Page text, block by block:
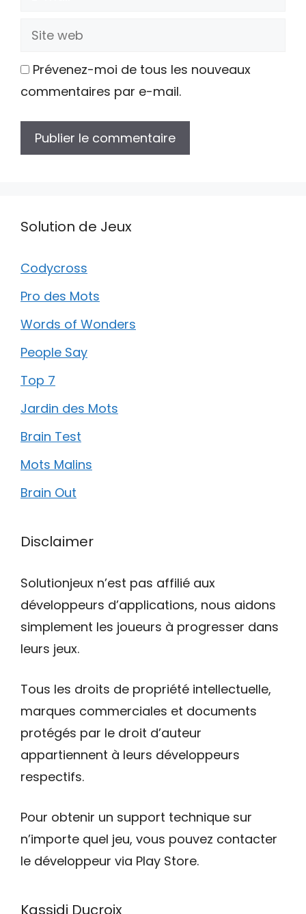
Site
Prévenez-moi de tous les nouveaux
commentaires par e-mail.
Solution de Jeux
Codycross
Pro des Mots
Words of Wonders
People Say
Top 7
Jardin des Mots
Brain Test
Mots Malins
Brain Out
Disclaimer
Solutionjeux n’est pas affilié aux
développeurs d’applications, nous aidons
simplement les joueurs à progresser dans
leurs jeux.
Tous les droits de propriété intellectuelle,
marques commerciales et documents
protégés par le droit d’auteur
appartiennent à leurs développeurs
respectifs.
Pour obtenir un support technique sur
n’importe quel jeu, vous pouvez contacter
le développeur via Play Store.
Kassidi Ducroix